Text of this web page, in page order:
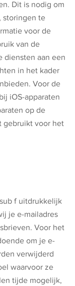
Dit is nodig om
storingen te
voor de
van de
diensten aan een
in het kader
Voor de
iOS-apparaten
op de
gebruikt voor het
f uitdrukkelijk
je e-mailadres
Voor het
om je e-
verwijderd
waarvoor ze
tijde mogelijk,